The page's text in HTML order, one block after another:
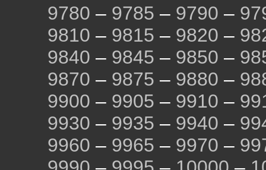
9780 – 9785 – 9790 –
9810 – 9815 – 9820 –
9840 – 9845 – 9850 –
9870 – 9875 – 9880 –
9900 – 9905 – 9910 –
9930 – 9935 – 9940 –
9960 – 9965 – 9970 –